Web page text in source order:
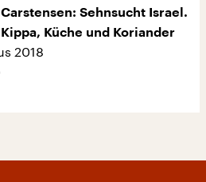
Sehnsucht Israel.
Küche und Koriander
2018